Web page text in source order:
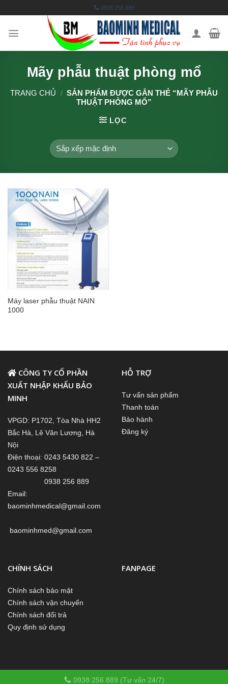
to
content
0938 256 889
Mãy phẫu thuật phòng mổ
TRANG CHỦ / SẢN PHẨM ĐƯỢC GẮN THẺ “MÃY PHẪU
THUẬT PHÒNG MỔ”
LỌC
Máy laser phẫu thuật NAIN
1000
CÔNG TY CỔ PHẦN
XUẤT NHẬP KHẨU BẢO
MINH
VPGD: P1702, Tòa Nhà HH2
Bắc Hà, Lê Văn Lương, Hà
Nội
Điện thoại: 0243 5430 822 –
0243 556 8258
0938 256 889
Email:
baominhmedical@gmail.com
baominhmed@gmail.com
HỖ TRỢ
Tư vấn sản phẩm
Thanh toán
Bảo hành
Đăng ký
CHÍNH SÁCH
Chính sách bảo mật
Chính sách vận chuyển
Chính sách đổi trả
Quy định sử dụng
FANPAGE
0938 256 889 (Tư vấn 24/7)